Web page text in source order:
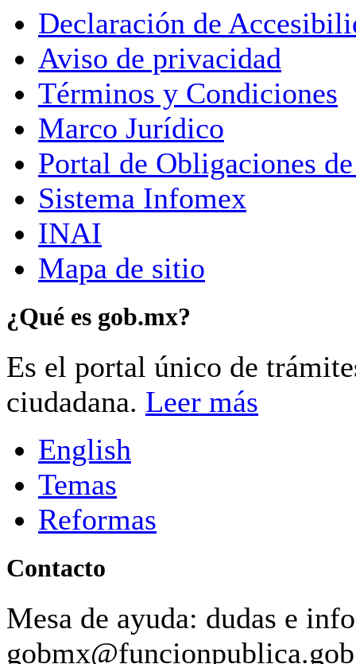
Declaración de
Aviso de privacidad
Términos y Condiciones
Marco Jurídico
Portal de Obligaciones
Sistema Infomex
INAI
Mapa de sitio
¿Qué es gob.mx?
Es el portal único de
ciudadana. Leer más
English
Temas
Reformas
Contacto
Mesa de ayuda: dudas e